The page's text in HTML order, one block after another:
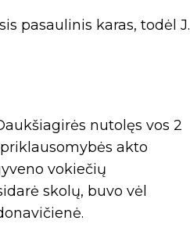
pasaulinis karas, todėl J.
nutolęs vos 2
akto
vokiečių
skolų, buvo vėl